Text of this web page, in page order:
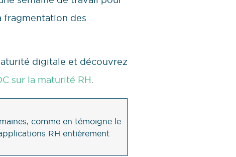
fragmentation des
digitale et découvrez
sur la maturité RH.
comme en témoigne le
RH entièrement